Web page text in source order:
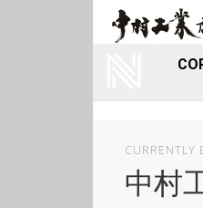
CURRENTLY
中村